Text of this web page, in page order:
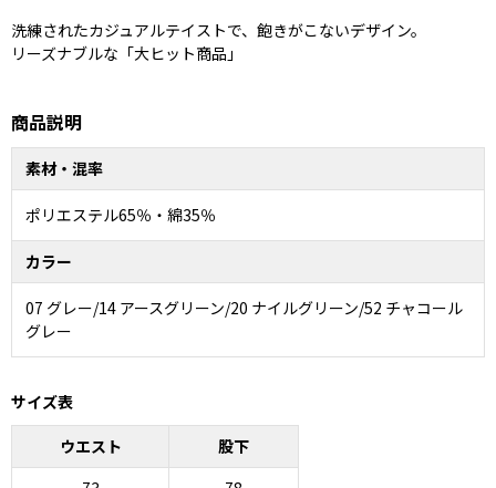
洗練されたカジュアルテイストで、飽きがこないデザイン。
リーズナブルな「大ヒット商品」
商品説明
素材・混率
ポリエステル65％・綿35％
カラー
07 グレー/14 アースグリーン/20 ナイルグリーン/52 チャコール
グレー
サイズ表
ウエスト
股下